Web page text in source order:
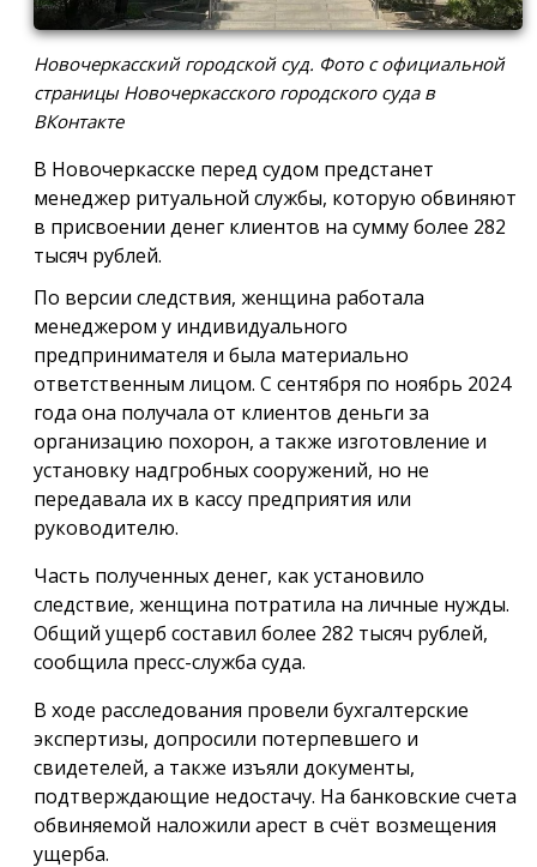
Новочеркасский городской суд. Фото с официальной
страницы Новочеркасского городского суда в
ВКонтакте
В Новочеркасске перед судом предстанет
менеджер ритуальной службы, которую обвиняют
в присвоении денег клиентов на сумму более 282
тысяч рублей.
По версии следствия, женщина работала
менеджером у индивидуального
предпринимателя и была материально
ответственным лицом. С сентября по ноябрь 2024
года она получала от клиентов деньги за
организацию похорон, а также изготовление и
установку надгробных сооружений, но не
передавала их в кассу предприятия или
руководителю.
Часть полученных денег, как установило
следствие, женщина потратила на личные нужды.
Общий ущерб составил более 282 тысяч рублей,
сообщила пресс-служба суда.
В ходе расследования провели бухгалтерские
экспертизы, допросили потерпевшего и
свидетелей, а также изъяли документы,
подтверждающие недостачу. На банковские счета
обвиняемой наложили арест в счёт возмещения
ущерба.